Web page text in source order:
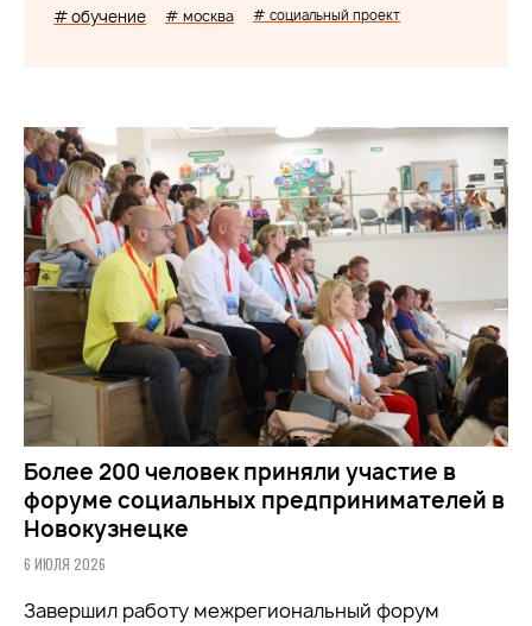
# обучение # москва # социальный проект
Более 200 человек приняли участие в
форуме социальных предпринимателей в
Новокузнецке
6 ИЮЛЯ 2026
Завершил работу межрегиональный форум